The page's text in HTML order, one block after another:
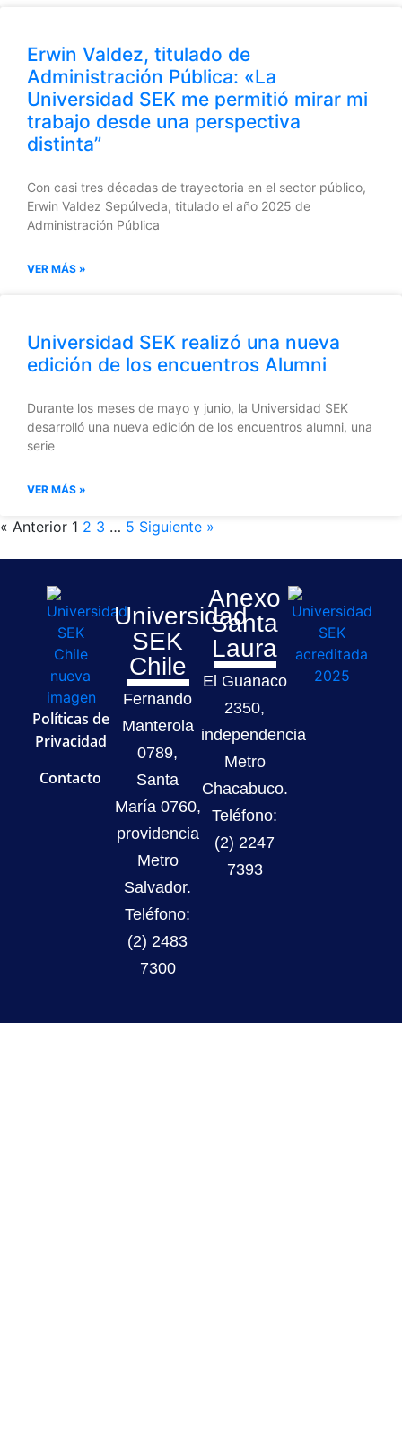
Erwin Valdez, titulado de
Administración Pública: «La
Universidad SEK me permitió mirar mi
trabajo desde una perspectiva
distinta”
Con casi tres décadas de trayectoria en el sector público,
Erwin Valdez Sepúlveda, titulado el año 2025 de
Administración Pública
VER MÁS »
Universidad SEK realizó una nueva
edición de los encuentros Alumni
Durante los meses de mayo y junio, la Universidad SEK
desarrolló una nueva edición de los encuentros alumni, una
serie
VER MÁS »
« Anterior 1 2 3 … 5 Siguiente »
Políticas de
Privacidad
Contacto
Universidad
SEK
Chile
Fernando
Manterola
0789,
Santa
María 0760,
providencia
Metro
Salvador.
Teléfono:
(2) 2483
7300
Anexo
Santa
Laura
El Guanaco
2350,
independencia
Metro
Chacabuco.
Teléfono:
(2) 2247
7393